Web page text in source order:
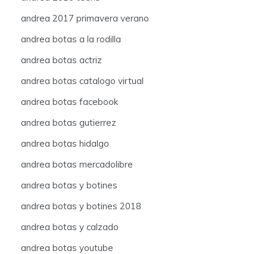
andrea 2017 primavera verano
andrea botas a la rodilla
andrea botas actriz
andrea botas catalogo virtual
andrea botas facebook
andrea botas gutierrez
andrea botas hidalgo
andrea botas mercadolibre
andrea botas y botines
andrea botas y botines 2018
andrea botas y calzado
andrea botas youtube